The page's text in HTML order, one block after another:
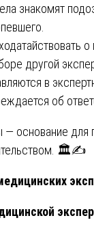
знакомят
другой
в
об
основание для
🏛️✍️